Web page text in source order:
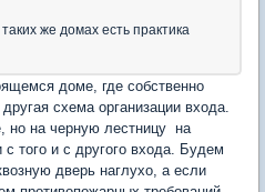
же домах есть практика
доме, где собственно
схема организации входа.
но на черную лестницу на
того и с другого входа. Будем
дверь наглухо, а если